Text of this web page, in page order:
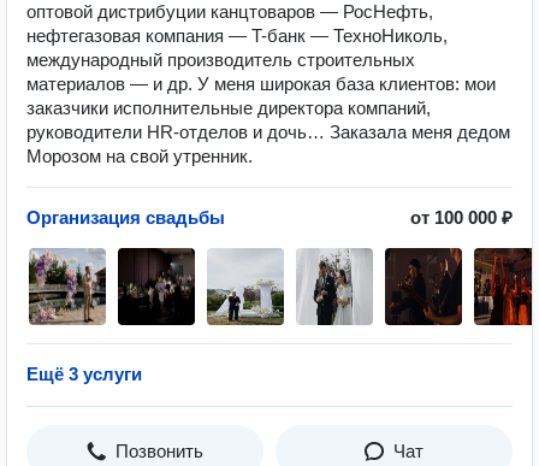
оптовой дистрибуции канцтоваров — РосНефть,
нефтегазовая компания — T-банк — ТехноНиколь,
международный производитель строительных
материалов — и др. У меня широкая база клиентов: мои
заказчики исполнительные директора компаний,
руководители HR-отделов и дочь… Заказала меня дедом
Морозом на свой утренник.
Организация свадьбы от 100 000 ₽
Ещё 3 услуги
Позвонить Чат